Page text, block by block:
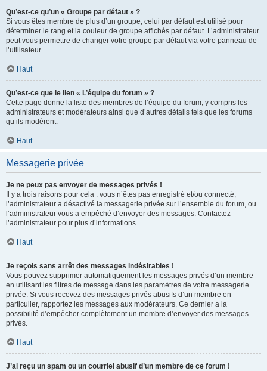
Qu’est-ce qu’un « Groupe par défaut » ?
Si vous êtes membre de plus d’un groupe, celui par défaut est utilisé pour
déterminer le rang et la couleur de groupe affichés par défaut. L’administrateur
peut vous permettre de changer votre groupe par défaut via votre panneau de
l’utilisateur.
Haut
Qu’est-ce que le lien « L’équipe du forum » ?
Cette page donne la liste des membres de l’équipe du forum, y compris les
administrateurs et modérateurs ainsi que d’autres détails tels que les forums
qu’ils modèrent.
Haut
Messagerie privée
Je ne peux pas envoyer de messages privés !
Il y a trois raisons pour cela : vous n’êtes pas enregistré et/ou connecté,
l’administrateur a désactivé la messagerie privée sur l’ensemble du forum, ou
l’administrateur vous a empêché d’envoyer des messages. Contactez
l’administrateur pour plus d’informations.
Haut
Je reçois sans arrêt des messages indésirables !
Vous pouvez supprimer automatiquement les messages privés d’un membre
en utilisant les filtres de message dans les paramètres de votre messagerie
privée. Si vous recevez des messages privés abusifs d’un membre en
particulier, rapportez les messages aux modérateurs. Ce dernier a la
possibilité d’empêcher complètement un membre d’envoyer des messages
privés.
Haut
J’ai reçu un spam ou un courriel abusif d’un membre de ce forum !